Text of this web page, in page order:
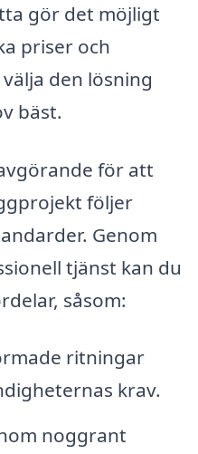
gör det möjligt
priser och
den lösning
bäst.
för att
följer
Genom
tjänst kan du
såsom:
ritningar
krav.
noggrant